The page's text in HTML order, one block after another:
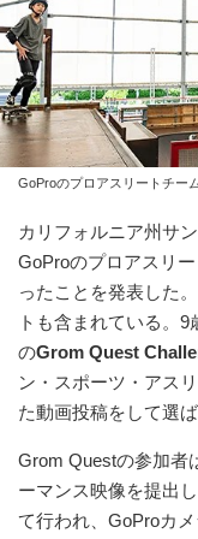
GoProのプロアスリートチー
カリフォルニア州サ
GoProのプロアスリ
ったことを発表した
トも含まれている。
のGrom Quest
ン・スポーツ・アス
た動画投稿をして選ば
Grom Questの参加者
ーマンス映像を提出
て行われ、GoProカ